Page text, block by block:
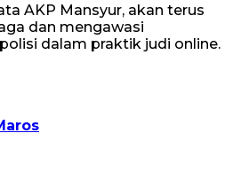
AKP Mansyur, akan terus
dan mengawasi
dalam praktik judi online.